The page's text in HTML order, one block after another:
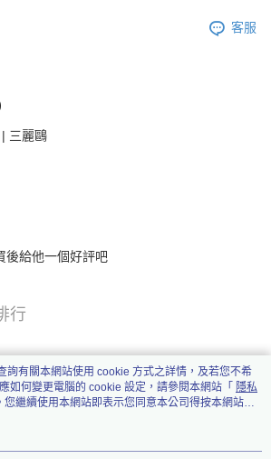
客服
三麗鷗
後給他一個好評吧
行
詢有關本網站使用 cookie 方式之詳情，及若您不希
如何變更電腦的 cookie 設定，請參閱本網站「 隱私
您繼續使用本網站即表示您同意本公司得按本網站使
。